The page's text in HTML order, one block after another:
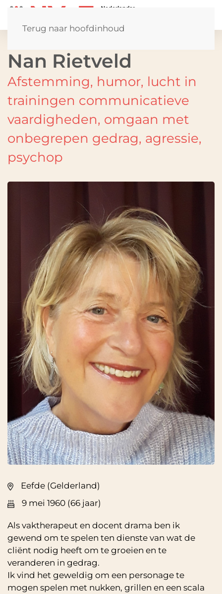
Terug naar hoofdinhoud
Nan Rietveld
Afstemming, humor, lucht in
trainingen communicatieve
vaardigheden, omgaan met
onbegrepen gedrag, agressie,
psychop
Eefde (Gelderland)
9 mei 1960 (66 jaar)
Als vaktherapeut en docent drama ben ik
gewend om te spelen ten dienste van wat de
cliënt nodig heeft om te groeien en te
veranderen in gedrag.
Ik vind het geweldig om een personage te
mogen spelen met nukken, grillen en een scala